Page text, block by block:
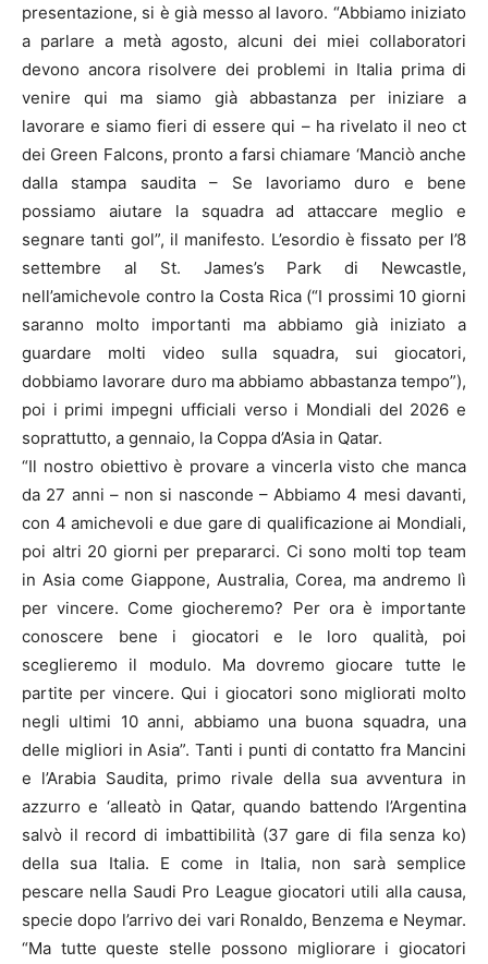
presentazione, si è già messo al lavoro. “Abbiamo iniziato
a parlare a metà agosto, alcuni dei miei collaboratori
devono ancora risolvere dei problemi in Italia prima di
venire qui ma siamo già abbastanza per iniziare a
lavorare e siamo fieri di essere qui – ha rivelato il neo ct
dei Green Falcons, pronto a farsi chiamare ‘Manciò anche
dalla stampa saudita – Se lavoriamo duro e bene
possiamo aiutare la squadra ad attaccare meglio e
segnare tanti gol”, il manifesto. L’esordio è fissato per l’8
settembre al St. James’s Park di Newcastle,
nell’amichevole contro la Costa Rica (“I prossimi 10 giorni
saranno molto importanti ma abbiamo già iniziato a
guardare molti video sulla squadra, sui giocatori,
dobbiamo lavorare duro ma abbiamo abbastanza tempo”),
poi i primi impegni ufficiali verso i Mondiali del 2026 e
soprattutto, a gennaio, la Coppa d’Asia in Qatar.
“Il nostro obiettivo è provare a vincerla visto che manca
da 27 anni – non si nasconde – Abbiamo 4 mesi davanti,
con 4 amichevoli e due gare di qualificazione ai Mondiali,
poi altri 20 giorni per prepararci. Ci sono molti top team
in Asia come Giappone, Australia, Corea, ma andremo lì
per vincere. Come giocheremo? Per ora è importante
conoscere bene i giocatori e le loro qualità, poi
sceglieremo il modulo. Ma dovremo giocare tutte le
partite per vincere. Qui i giocatori sono migliorati molto
negli ultimi 10 anni, abbiamo una buona squadra, una
delle migliori in Asia”. Tanti i punti di contatto fra Mancini
e l’Arabia Saudita, primo rivale della sua avventura in
azzurro e ‘alleatò in Qatar, quando battendo l’Argentina
salvò il record di imbattibilità (37 gare di fila senza ko)
della sua Italia. E come in Italia, non sarà semplice
pescare nella Saudi Pro League giocatori utili alla causa,
specie dopo l’arrivo dei vari Ronaldo, Benzema e Neymar.
“Ma tutte queste stelle possono migliorare i giocatori